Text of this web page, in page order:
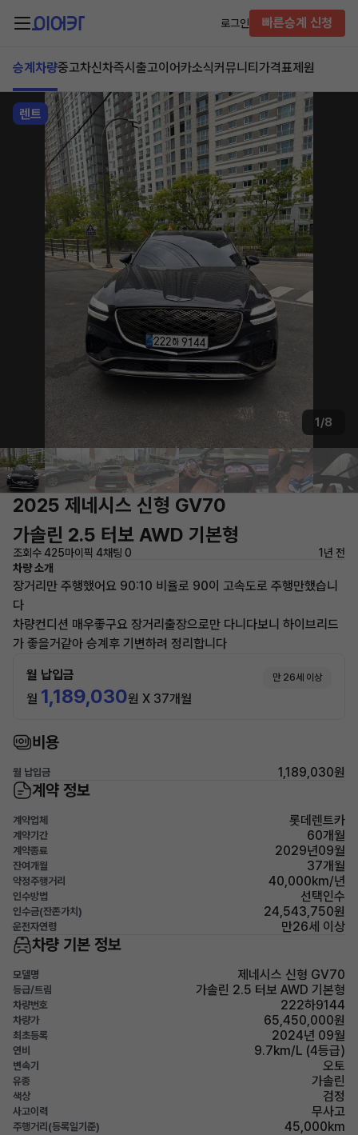
로그인 빠른승계 신청
승계차량중고차신차즉시출고이어카소식커뮤니티 가격표제원
렌트
1/8
2025 제네시스 신형 GV70
가솔린 2.5 터보 AWD 기본형
조회수 425마이픽 4채팅 0
1년 전
차량 소개
장거리만 주행했어요 90:10 비율로 90이 고속도로 주행만했습니
다
차량컨디션 매우좋구요 장거리출장으로만 다니다보니 하이브리드
가 좋을거같아 승계후 기변하려 정리합니다
월 납입금 만 26세 이상
월 1,189,030원 X 37개월
비용
월 납입금 1,189,030원
계약 정보
계약업체 롯데렌트카
계약기간 60개월
계약종료 2029년09월
잔여개월 37개월
약정주행거리 40,000km/년
인수방법 선택인수
인수금(잔존가치) 24,543,750원
운전자연령 만26세 이상
차량 기본 정보
모델명 제네시스 신형 GV70
등급/트림 가솔린 2.5 터보 AWD 기본형
차량번호 222하9144
차량가 65,450,000원
최초등록 2024년 09월
연비 9.7km/L (4등급)
변속기 오토
유종 가솔린
색상 검정
사고이력 무사고
주행거리(등록일기준) 45,000km